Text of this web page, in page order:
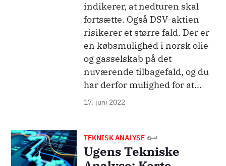
indikerer, at nedturen skal
fortsætte. Også DSV-aktien
risikerer et større fald. Der er
en købsmulighed i norsk olie-
og gasselskab på det
nuværende tilbagefald, og du
har derfor mulighed for at...
17. juni 2022
Billede TEKNISK ANALYSE
Ugens Tekniske